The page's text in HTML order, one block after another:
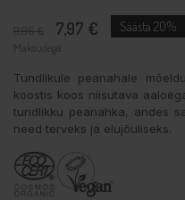
9,96 € 7,97 € Säästa 20%
Maksudega
Tundlikule peanahale
koostis koos niisutava
tundlikku peanahka, andes
need terveks ja elujõuliseks.